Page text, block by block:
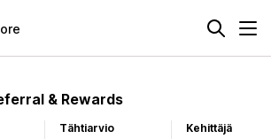
& Rewards
Tähtiarvio
Kehittäjä